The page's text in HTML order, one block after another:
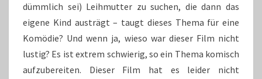
dümmlich sei) Leihmutter zu suchen, die dann das
eigene Kind austrägt – taugt dieses Thema für eine
Komödie? Und wenn ja, wieso war dieser Film nicht
lustig? Es ist extrem schwierig, so ein Thema komisch
aufzubereiten. Dieser Film hat es leider nicht